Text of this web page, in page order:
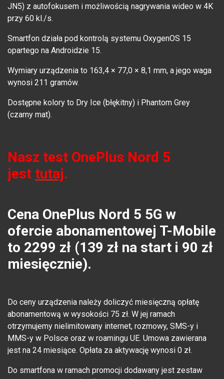
JN5) z autofokusem i możliwością nagrywania wideo w 4K
przy 60 kl./s.
Smartfon działa pod kontrolą systemu OxygenOS 15
opartego na Androidzie 15.
Wymiary urządzenia to 163,4 × 77,0 × 8,1 mm, a jego waga
wynosi 211 gramów.
Dostępne kolory to Dry Ice (błękitny) i Phantom Grey
(czarny mat).
Nasz test OnePlus Nord 5
jest tutaj.
Cena OnePlus Nord 5 5G w
ofercie abonamentowej T-Mobile
to 2299 zł (139 zł na start i 90 zł
miesięcznie).
Do ceny urządzenia należy doliczyć miesięczną opłatę
abonamentową w wysokości 75 zł. W jej ramach
otrzymujemy nielimitowany internet, rozmowy, SMS-y i
MMS-y w Polsce oraz w roamingu UE. Umowa zawierana
jest na 24 miesiące. Opłata za aktywację wynosi 0 zł.
Do smartfona w ramach promocji dodawany jest zestaw